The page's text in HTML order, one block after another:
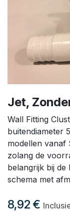
Jet,
Wall Fitting
buitendiameter
modellen vanaf
zolang de
belangrijk bij
schema met
8,92 €